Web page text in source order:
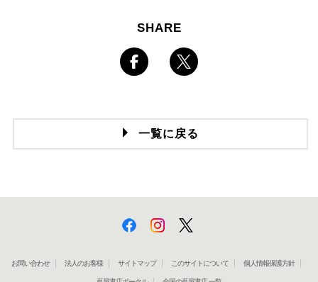
SHARE
一覧に戻る
お問い合わせ 法人のお客様 サイトマップ このサイトについて 個人情報保護方針